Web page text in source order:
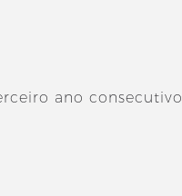
ano consecutivo